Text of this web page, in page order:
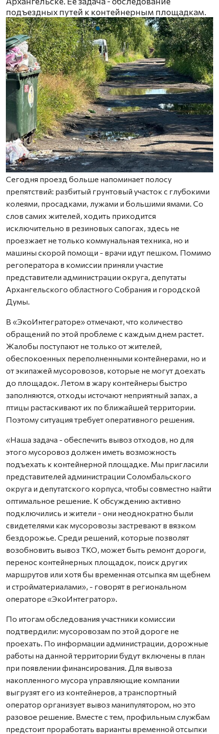
подъездных путей к контейнерным площадкам.
Сегодня проезд больше напоминает полосу
препятствий: разбитый грунтовый участок с глубокими
колеями, просадками, лужами и большими ямами. Со
слов самих жителей, ходить приходится
исключительно в резиновых сапогах, здесь не
проезжает не только коммунальная техника, но и
машины скорой помощи - врачи идут пешком. Помимо
регоператора в комиссии приняли участие
представители администрации округа, депутаты
Архангельского областного Собрания и городской
Думы.
В «ЭкоИнтеграторе» отмечают, что количество
обращений по этой проблеме с каждым днем растет.
Жалобы поступают не только от жителей,
обеспокоенных переполненными контейнерами, но и
от экипажей мусоровозов, которые не могут доехать
до площадок. Летом в жару контейнеры быстро
заполняются, отходы источают неприятный запах, а
птицы растаскивают их по ближайшей территории.
Поэтому ситуация требует оперативного решения.
«Наша задача - обеспечить вывоз отходов, но для
этого мусоровоз должен иметь возможность
подъехать к контейнерной площадке. Мы пригласили
представителей администрации Соломбальского
округа и депутатского корпуса, чтобы совместно найти
оптимальное решение. К обсуждению активно
подключились и жители - они неоднократно были
свидетелями как мусоровозы застревают в вязком
бездорожье. Среди решений, которые позволят
возобновить вывоз ТКО, может быть ремонт дороги,
перенос контейнерных площадок, поиск других
маршрутов или хотя бы временная отсыпка ям щебнем
и стройматериалами», - говорят в региональном
операторе «ЭкоИнтегратор».
По итогам обследования участники комиссии
подтвердили: мусоровозам по этой дороге не
проехать. По информации администрации, дорожные
работы на данной территории будут включены в план
при появлении финансирования. Для вывоза
накопленного мусора управляющие компании
выгрузят его из контейнеров, а транспортный
оператор организует вывоз манипулятором, но это
разовое решение. Вместе с тем, профильным службам
предстоит проработать варианты временной отсыпки